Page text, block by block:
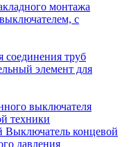
монтажа
с
труб
элемент для
выключателя
техники
Выключатель концевой
давления